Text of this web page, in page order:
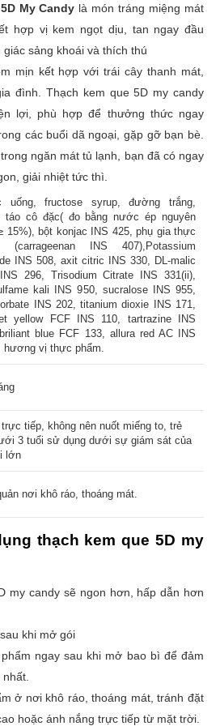
My Candy là món tráng miệng mát
hợp vị kem ngọt dịu, tan ngay đầu
sảng khoái và thích thú
mịn kết hợp với trái cây thanh mát,
đình. Thạch kem que 5D my candy
lợi, phù hợp để thưởng thức ngay
các buổi dã ngoại, gặp gỡ bạn bè.
ngăn mát tủ lạnh, bạn đã có ngay
giải nhiệt tức thì.
uống, fructose syrup, đường trắng,
táo cô đặc( đo bằng nước ép nguyên
15%), bột konjac INS 425, phụ gia thực
(carrageenan INS 407),Potassium
INS 508, axit citric INS 330, DL-malic
296, Trisodium Citrate INS 331(ii),
kali INS 950, sucralose INS 955,
INS 202, titanium dioxie INS 171,
yellow FCF INS 110, tartrazine INS
blue FCF 133, allura red AC INS
hương vị thực phẩm.
trực tiếp, không nên nuốt miếng to, trẻ
3 tuổi sử dụng dưới sự giám sát của
lớn
nơi khô ráo, thoáng mát.
thạch kem que 5D my
my candy sẽ ngon hơn, hấp dẫn hơn
khi mở gói
ngay sau khi mở bao bì để đảm
ở nơi khô ráo, thoáng mát, tránh đặt
hoặc ánh nắng trực tiếp từ mặt trời.